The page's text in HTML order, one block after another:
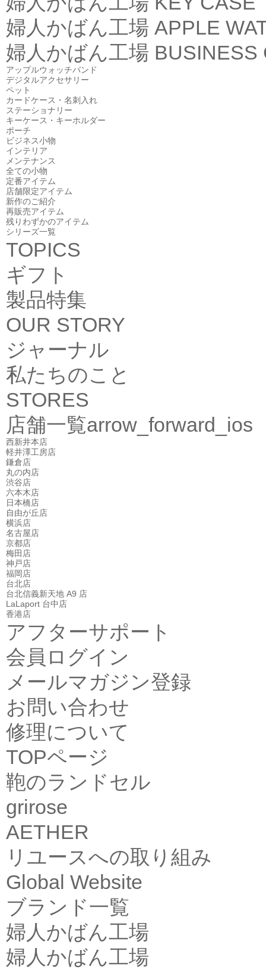
婦人かばん工場 APPLE
婦人かばん工場 BUSINESS
アップルウォッチバンド
デジタルアクセサリー
ペット
カードケース・名刺入れ
ステーショナリー
キーケース・キーホルダー
ポーチ
ビジネス小物
インテリア
メンテナンス
全ての小物
定番アイテム
店舗限定アイテム
新作のご紹介
再販売アイテム
残りわずかのアイテム
シリーズ一覧
TOPICS
ギフト
製品特集
OUR STORY
ジャーナル
私たちのこと
STORES
店舗一覧arrow_forward_ios
西新井本店
軽井澤工房店
鎌倉店
丸の内店
渋谷店
六本木店
日本橋店
自由が丘店
横浜店
名古屋店
京都店
梅田店
神戸店
福岡店
台北店
台北信義新天地 A9 店
LaLaport 台中店
香港店
アフターサポート
会員ログイン
メールマガジン登録
お問い合わせ
修理について
TOPページ
鞄のランドセル
grirose
AETHER
リユースへの取り組み
Global Website
ブランド一覧
婦人かばん工場
婦人かばん工場